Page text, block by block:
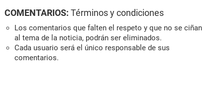
COMENTARIOS: Términos y condiciones
Los comentarios que falten el respeto y que no se ciñan
al tema de la noticia, podrán ser eliminados.
Cada usuario será el único responsable de sus
comentarios.